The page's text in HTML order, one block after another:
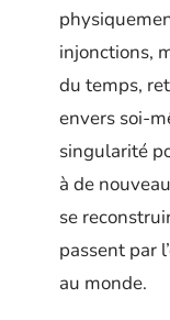
injonctions,
du temps,
envers soi-
singularité
à de
se
passent par
au monde.